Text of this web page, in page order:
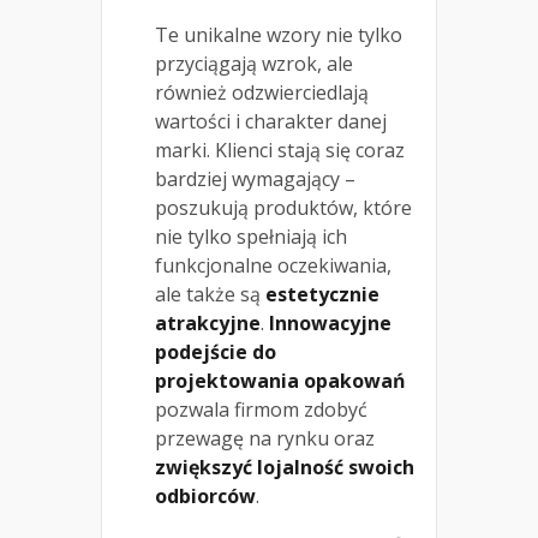
Te unikalne wzory nie tylko
przyciągają wzrok, ale
również odzwierciedlają
wartości i charakter danej
marki. Klienci stają się coraz
bardziej wymagający –
poszukują produktów, które
nie tylko spełniają ich
funkcjonalne oczekiwania,
ale także są estetycznie
atrakcyjne. Innowacyjne
podejście do
projektowania opakowań
pozwala firmom zdobyć
przewagę na rynku oraz
zwiększyć lojalność swoich
odbiorców.